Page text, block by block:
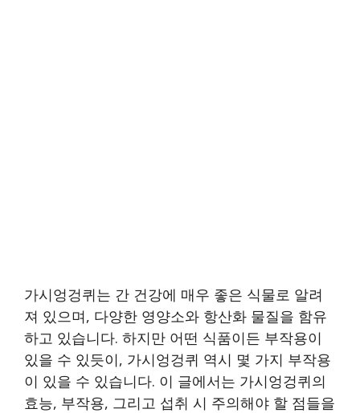
가시엉겅퀴는 간 건강에 매우 좋은 식물로 알려
져 있으며, 다양한 영양소와 항산화 물질을 함유
하고 있습니다. 하지만 어떤 식품이든 부작용이
있을 수 있듯이, 가시엉겅퀴 역시 몇 가지 부작용
이 있을 수 있습니다. 이 글에서는 가시엉겅퀴의
효능, 부작용, 그리고 섭취 시 주의해야 할 점들을